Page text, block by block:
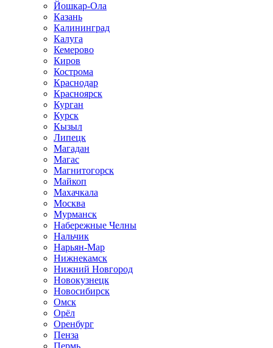
Йошкар-Ола
Казань
Калининград
Калуга
Кемерово
Киров
Кострома
Краснодар
Красноярск
Курган
Курск
Кызыл
Липецк
Магадан
Магас
Магнитогорск
Майкоп
Махачкала
Москва
Мурманск
Набережные Челны
Нальчик
Нарьян-Мар
Нижнекамск
Нижний Новгород
Новокузнецк
Новосибирск
Омск
Орёл
Оренбург
Пенза
Пермь